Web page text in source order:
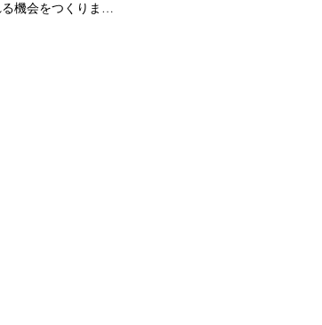
機会をつくりませ